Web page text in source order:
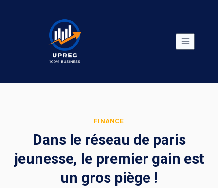
FINANCE
Dans le réseau de paris
jeunesse, le premier gain est
un gros piège !